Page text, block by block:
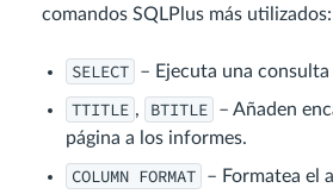
comandos SQLPlus más utilizados:
SELECT – Ejecuta una consulta
TTITLE , BTITLE
– Añaden
página a los informes.
COLUMN FORMAT
– Formatea el